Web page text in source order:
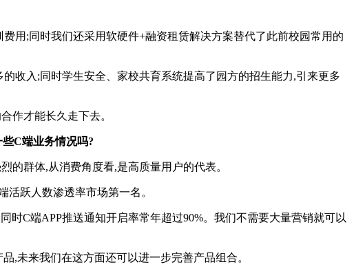
;同时我们还采用软硬件+融资租赁解决方案替代了此前校园常用的
入;同时学生安全、家校共育系统提高了园方的招生能力,引来更多
作才能长久走下去。
C端业务情况吗?
的群体,从消费角度看,是高质量用户的代表。
跃人数渗透率市场第一名。
C端APP推送通知开启率常年超过90%。我们不需要大量营销就可以
未来我们在这方面还可以进一步完善产品组合。